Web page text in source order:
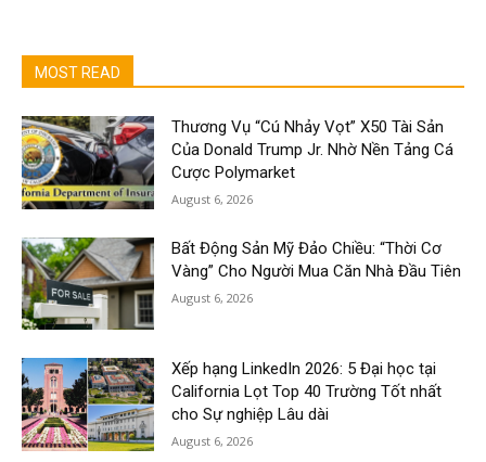
MOST READ
Thương Vụ “Cú Nhảy Vọt” X50 Tài Sản
Của Donald Trump Jr. Nhờ Nền Tảng Cá
Cược Polymarket
August 6, 2026
Bất Động Sản Mỹ Đảo Chiều: “Thời Cơ
Vàng” Cho Người Mua Căn Nhà Đầu Tiên
August 6, 2026
Xếp hạng LinkedIn 2026: 5 Đại học tại
California Lọt Top 40 Trường Tốt nhất
cho Sự nghiệp Lâu dài
August 6, 2026